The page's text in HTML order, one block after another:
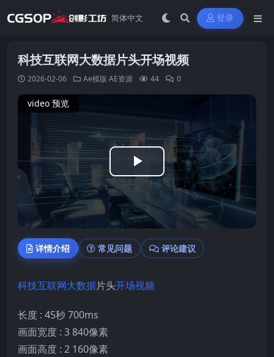
登录
科技互联网大数据片头开场视频
2026-02-06 Ae模版 AE资源 44 0
video 预览
Play
Video
详情介绍 常见问题 评论建议
科技互联网大数据片头开场视频
长度 : 45秒 700ms
画面宽度 : 3 840像素
画面高度 : 2 160像素